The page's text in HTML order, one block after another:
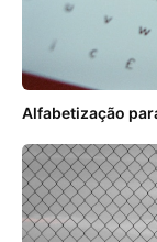
Alfabetização